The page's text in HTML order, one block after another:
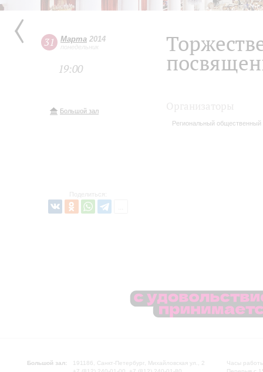
31 Марта 2014
понедельник
19:00
Большой зал
Поделиться:
Региональный общественный
Большой зал:
191186, Санкт-Петербург, Михайловская ул., 2
Часы